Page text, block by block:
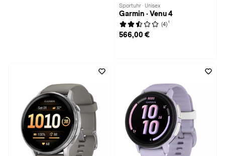
Sportuhr · Unisex
Garmin · Venu 4
(4) 1
566,00 €